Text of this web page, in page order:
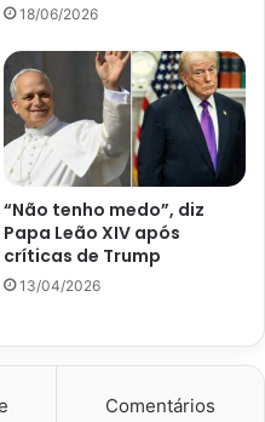
18/06/2026
“Não tenho medo”, diz
Papa Leão XIV após
críticas de Trump
13/04/2026
Comentários